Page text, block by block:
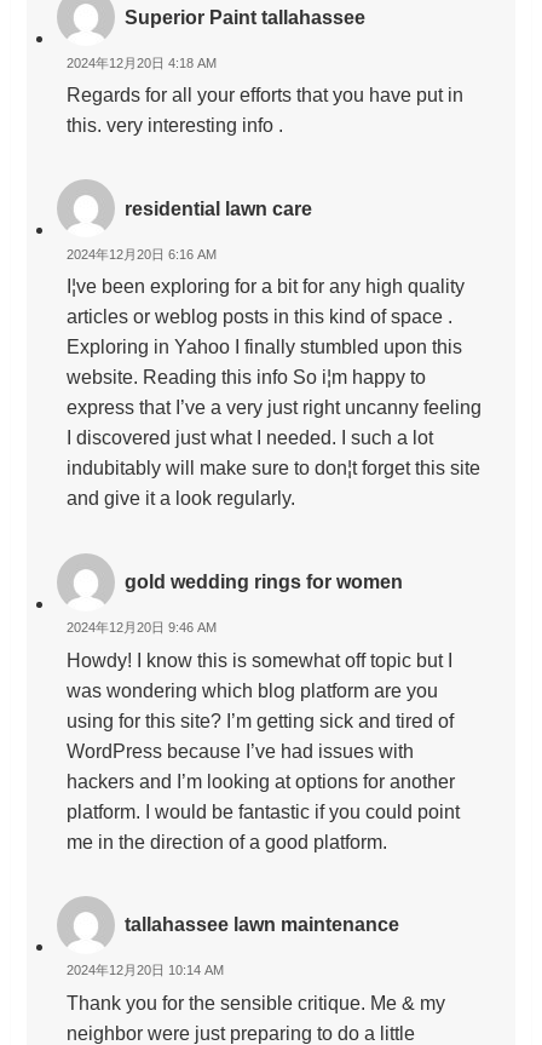
Superior Paint tallahassee
2024年12月20日 4:18 AM
Regards for all your efforts that you have put in
this. very interesting info .
residential lawn care
2024年12月20日 6:16 AM
I¦ve been exploring for a bit for any high quality
articles or weblog posts in this kind of space .
Exploring in Yahoo I finally stumbled upon this
website. Reading this info So i¦m happy to
express that I’ve a very just right uncanny feeling
I discovered just what I needed. I such a lot
indubitably will make sure to don¦t forget this site
and give it a look regularly.
gold wedding rings for women
2024年12月20日 9:46 AM
Howdy! I know this is somewhat off topic but I
was wondering which blog platform are you
using for this site? I’m getting sick and tired of
WordPress because I’ve had issues with
hackers and I’m looking at options for another
platform. I would be fantastic if you could point
me in the direction of a good platform.
tallahassee lawn maintenance
2024年12月20日 10:14 AM
Thank you for the sensible critique. Me & my
neighbor were just preparing to do a little